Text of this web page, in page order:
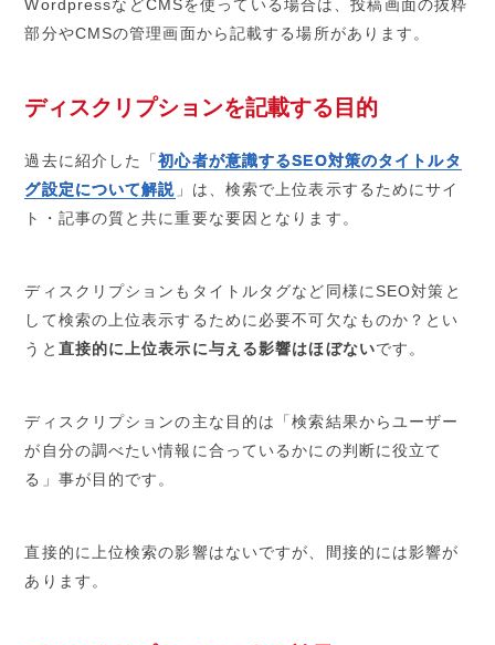
WordpressなどCMSを使っている場合は、投稿画面の抜粋
部分やCMSの管理画面から記載する場所があります。
ディスクリプションを記載する目的
過去に紹介した「初心者が意識するSEO対策のタイトルタ
グ設定について解説 」は、検索で上位表示するためにサイ
ト・記事の質と共に重要な要因となります。
ディスクリプションもタイトルタグなど同様にSEO対策と
して検索の上位表示するために必要不可欠なものか？とい
うと 直接的に上位表示に与える影響はほぼないです。
ディスクリプションの主な目的は「検索結果からユーザー
が自分の調べたい情報に合っているかにの判断に役立て
る」事が目的です。
直接的に上位検索の影響はないですが、間接的には影響が
あります。